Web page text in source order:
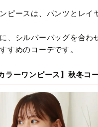
ピースは、パンツとレイ
、シルバーバッグを合わ
すめのコーデです。
ラーワンピース】秋冬コ